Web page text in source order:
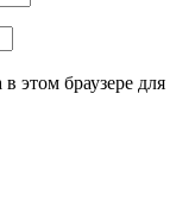
этом браузере для